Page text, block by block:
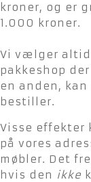
kroner, og er
1.000 kroner.
Vi vælger altid
pakkeshop
en anden,
bestiller.
Visse effekter
på vores
møbler. Det
hvis den ikke